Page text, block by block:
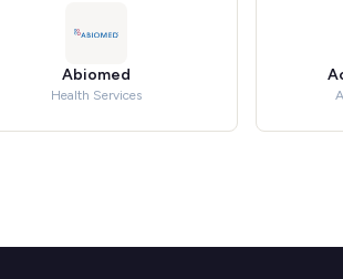
Abiomed
Health Services